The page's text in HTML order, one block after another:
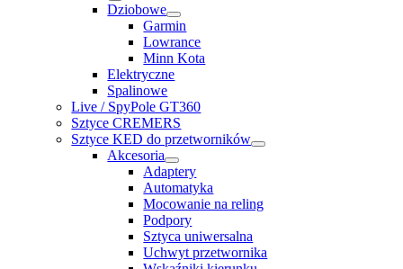
Dziobowe
Garmin
Lowrance
Minn Kota
Elektryczne
Spalinowe
Live / SpyPole GT360
Sztyce CREMERS
Sztyce KED do przetworników
Akcesoria
Adaptery
Automatyka
Mocowanie na reling
Podpory
Sztyca uniwersalna
Uchwyt przetwornika